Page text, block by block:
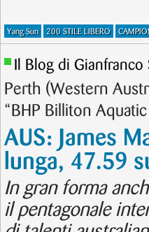
Yang Sun 200 STILE LIBERO
Il Blog di Gianfranco
Perth (Western
“BHP Billiton
AUS: James
lunga, 47.59
In gran forma
il pentagonale